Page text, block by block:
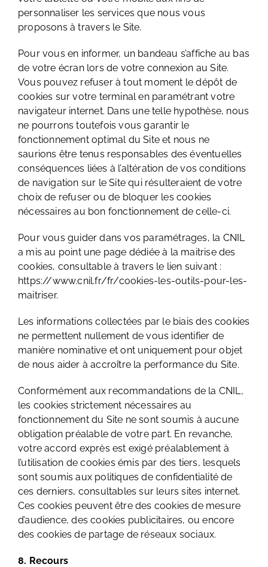
personnaliser les services que nous vous
proposons à travers le Site.
Pour vous en informer, un bandeau s’affiche au bas
de votre écran lors de votre connexion au Site.
Vous pouvez refuser à tout moment le dépôt de
cookies sur votre terminal en paramétrant votre
navigateur internet. Dans une telle hypothèse, nous
ne pourrons toutefois vous garantir le
fonctionnement optimal du Site et nous ne
saurions être tenus responsables des éventuelles
conséquences liées à l’altération de vos conditions
de navigation sur le Site qui résulteraient de votre
choix de refuser ou de bloquer les cookies
nécessaires au bon fonctionnement de celle-ci.
Pour vous guider dans vos paramétrages, la CNIL
a mis au point une page dédiée à la maitrise des
cookies, consultable à travers le lien suivant :
https://www.cnil.fr/fr/cookies-les-outils-pour-les-
maitriser.
Les informations collectées par le biais des cookies
ne permettent nullement de vous identifier de
manière nominative et ont uniquement pour objet
de nous aider à accroître la performance du Site.
Conformément aux recommandations de la CNIL,
les cookies strictement nécessaires au
fonctionnement du Site ne sont soumis à aucune
obligation préalable de votre part. En revanche,
votre accord exprès est exigé préalablement à
l’utilisation de cookies émis par des tiers, lesquels
sont soumis aux politiques de confidentialité de
ces derniers, consultables sur leurs sites internet.
Ces cookies peuvent être des cookies de mesure
d’audience, des cookies publicitaires, ou encore
des cookies de partage de réseaux sociaux.
8. Recours